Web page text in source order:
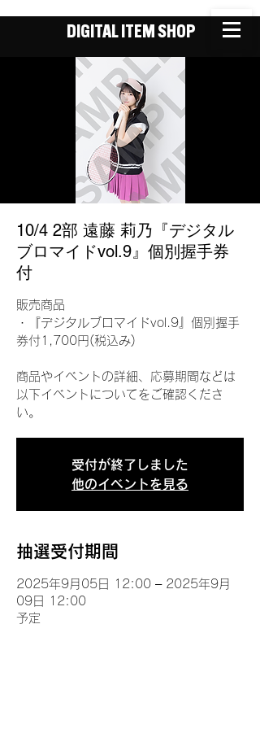
DIGITAL ITEM SHOP
10/4 2部 遠藤 莉乃『デジタル
ブロマイドvol.9』個別握手券
付
販売商品
・『デジタルブロマイドvol.9』個別握手
券付1,700円(税込み)
商品やイベントの詳細、応募期間などは
以下イベントについてをご確認くださ
い。
受付が終了しました
他のイベントを見る
抽選受付期間
2025年9月05日 12:00 – 2025年9月
09日 12:00
予定